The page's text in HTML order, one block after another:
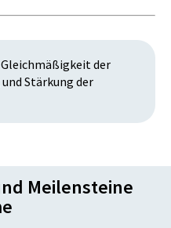
der
Stärkung der
Meilensteine